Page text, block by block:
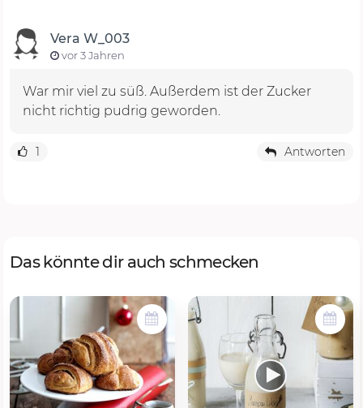
Vera W_003
vor 3 Jahren
War mir viel zu süß. Außerdem ist der Zucker
nicht richtig pudrig geworden.
1 Antworten
Das könnte dir auch schmecken